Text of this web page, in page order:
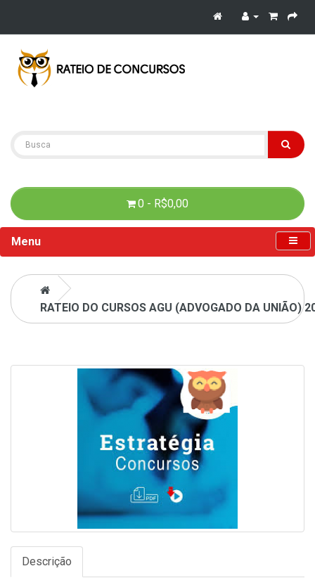
0 - R$0,00
Menu
RATEIO DO CURSOS AGU (ADVOGADO DA UNIÃO)
Descrição